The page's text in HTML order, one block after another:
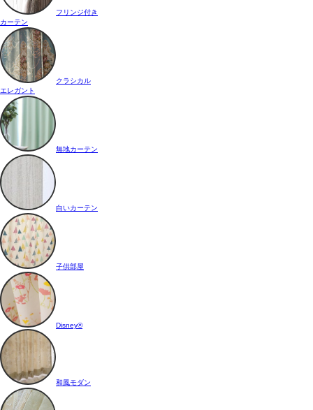
フリンジ付き
カーテン
クラシカル
エレガント
無地カーテン
白いカーテン
子供部屋
Disney®
和風モダン